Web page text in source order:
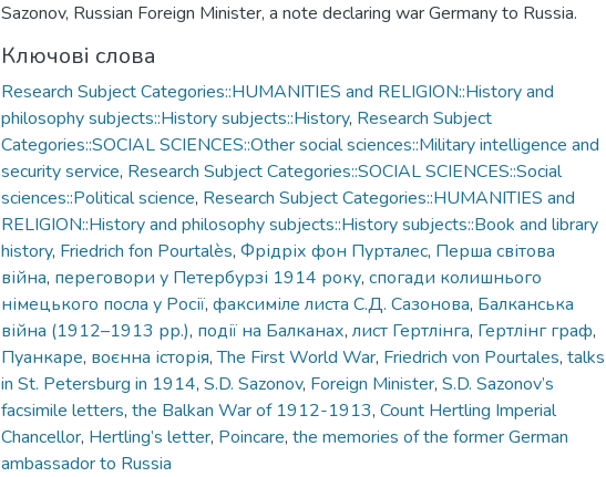
Sazonov, Russian Foreign Minister, a note declaring war Germany to Russia.
Ключові слова
Research Subject Categories::HUMANITIES and RELIGION::History and
philosophy subjects::History subjects::History, Research Subject
Categories::SOCIAL SCIENCES::Other social sciences::Military intelligence and
security service, Research Subject Categories::SOCIAL SCIENCES::Social
sciences::Political science, Research Subject Categories::HUMANITIES and
RELIGION::History and philosophy subjects::History subjects::Book and library
history, Friedrich fon Pourtalès, Фрідріх фон Пурталес, Перша світова
війна, переговори у Петербурзі 1914 року, спогади колишнього
німецького посла у Росії, факсиміле листа С.Д. Сазонова, Балканська
війна (1912–1913 рр.), події на Балканах, лист Гертлінга, Гертлінг граф,
Пуанкаре, воєнна історія,The First World War, Friedrich von Pourtales, talks
in St. Petersburg in 1914, S.D. Sazonov, Foreign Minister, S.D. Sazonov’s
facsimile letters, the Balkan War of 1912-1913, Count Hertling Imperial
Chancellor, Hertling’s letter, Poincare, the memories of the former German
ambassador to Russia